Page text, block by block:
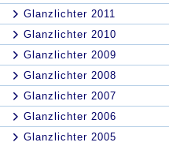
Glanzlichter 2011
Glanzlichter 2010
Glanzlichter 2009
Glanzlichter 2008
Glanzlichter 2007
Glanzlichter 2006
Glanzlichter 2005